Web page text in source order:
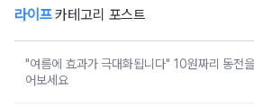
라이프카테고리 포스트
"여름에 효과가 극대화됩니다" 10원짜리 동전
어보세요